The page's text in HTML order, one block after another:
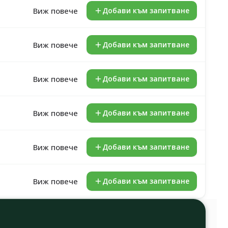
Виж повече Добави към запитване
Виж повече Добави към запитване
Виж повече Добави към запитване
Виж повече Добави към запитване
Виж повече Добави към запитване
Виж повече Добави към запитване